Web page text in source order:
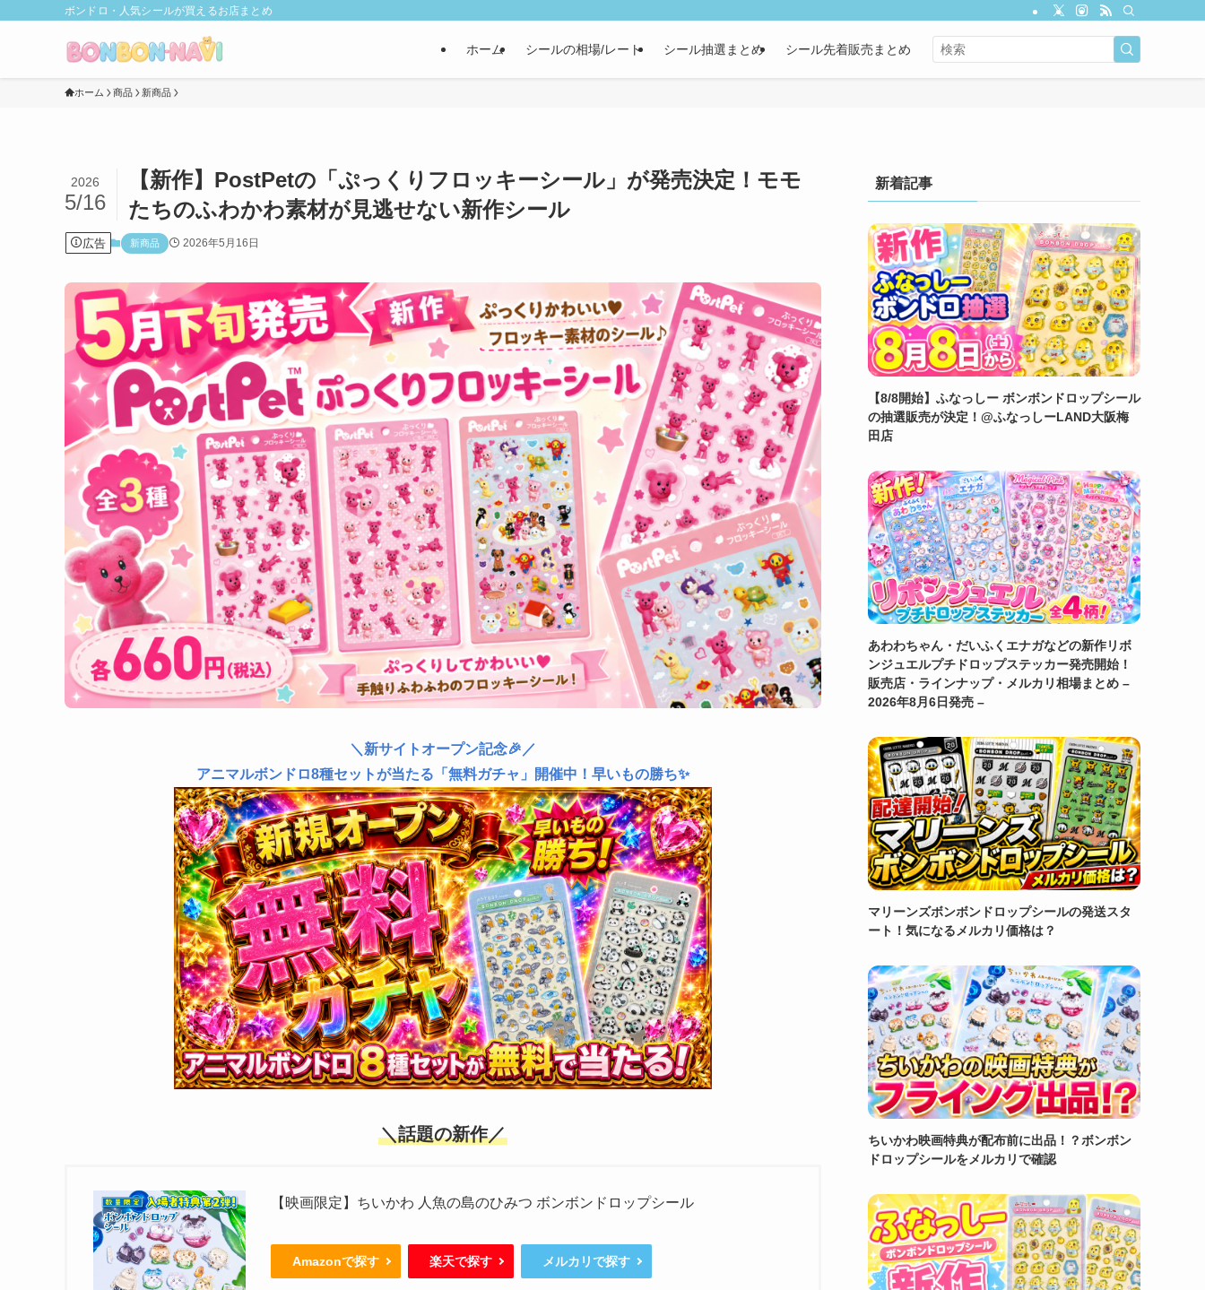
ボンドロ・人気シールが買えるお店まとめ
ホーム シールの相場/レート シール抽選まとめ シール先着販売まとめ
ホーム 商品 新商品
【新作】PostPetの「ぷっくりフロッキーシール」が発売決定！モモ
たちのふわかわ素材が見逃せない新作シール
2026
5/16
広告 新商品 2026年5月16日
＼新サイトオープン記念🎉／
アニマルボンドロ8種セットが当たる「無料ガチャ」開催中！早いもの勝ち✨
＼話題の新作／
【映画限定】ちいかわ 人魚の島のひみつ ボンボンドロップシール
Amazonで探す 楽天で探す メルカリで探す
新着記事
【8/8開始】ふなっしー ボンボンドロップシール
の抽選販売が決定！@ふなっしーLAND大阪梅
田店
あわわちゃん・だいふくエナガなどの新作リボ
ンジュエルプチドロップステッカー発売開始！
販売店・ラインナップ・メルカリ相場まとめ –
2026年8月6日発売 –
マリーンズボンボンドロップシールの発送スタ
ート！気になるメルカリ価格は？
ちいかわ映画特典が配布前に出品！？ボンボン
ドロップシールをメルカリで確認